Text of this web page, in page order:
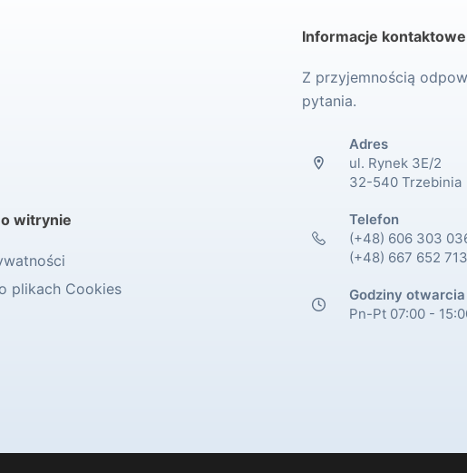
witrynie
plikach Cookies
Informacje kontaktowe
Z przyjemnością
pytania.
Adres
ul. Rynek 3E/2
32-540 Trzebinia
Telefon
(+48) 606 303
(+48) 667 652 713
Godziny otwarcia
Pn-Pt 07:00 -